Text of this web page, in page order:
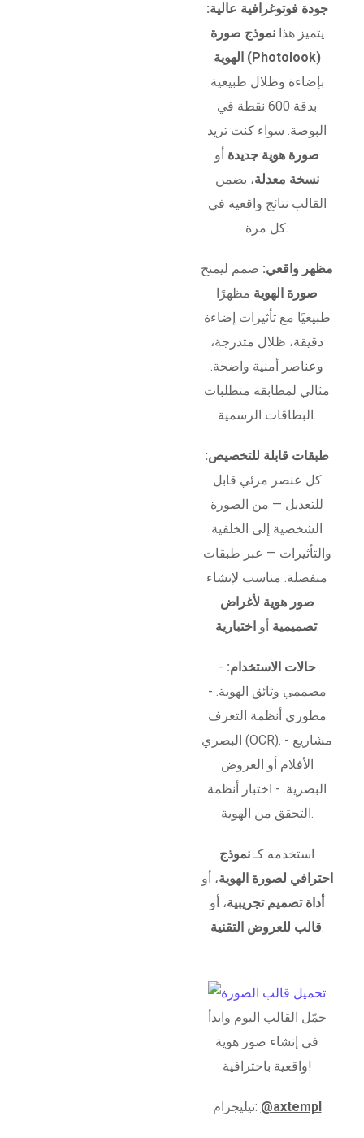
جودة فوتوغرافية عالية:
يتميز هذانموذج صورة
الهوية (Photolook)
بإضاءة وظلال طبيعية
بدقة 600 نقطة في
البوصة. سواء كنت تريد
صورة هوية جديدة أو
نسخة معدلة، يضمن
القالب نتائج واقعية في
كل مرة.
مظهر واقعي: صمم ليمنح
صورة الهوية مظهرًا
طبيعيًا مع تأثيرات إضاءة
دقيقة، ظلال متدرجة،
وعناصر أمنية واضحة.
مثالي لمطابقة متطلبات
البطاقات الرسمية.
طبقات قابلة للتخصيص:
كل عنصر مرئي قابل
للتعديل — من الصورة
الشخصية إلى الخلفية
والتأثيرات — عبر طبقات
منفصلة. مناسب لإنشاء
صور هوية لأغراض
تصميمية أو اختبارية .
حالات الاستخدام: -
مصممي وثائق الهوية. -
مطوري أنظمة التعرف
البصري (OCR). - مشاريع
الأفلام أو العروض
البصرية. - اختبار أنظمة
التحقق من الهوية.
استخدمه كـنموذج
احترافي لصورة الهوية، أو
أداة تصميم تجريبية، أو
قالب للعروض التقنية.
حمّل القالب اليوم وابدأ
في إنشاء صور هوية
واقعية باحترافية!
تيليجرام: @axtempl